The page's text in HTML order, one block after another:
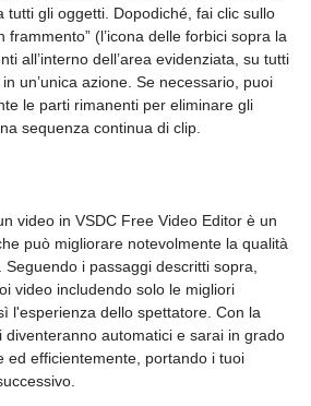
tutti gli oggetti. Dopodiché, fai clic sullo
frammento” (l’icona delle forbici sopra la
all’interno dell’area evidenziata, su tutti
un’unica azione. Se necessario, puoi
le parti rimanenti per eliminare gli
sequenza continua di clip.
video in VSDC Free Video Editor è un
può migliorare notevolmente la qualità
i passaggi descritti sopra,
video includendo solo le migliori
l'esperienza dello spettatore. Con la
diventeranno automatici e sarai in grado
ed efficientemente, portando i tuoi